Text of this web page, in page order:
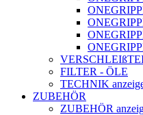
FILTER - ÖLE
TECHNIK
ZUBEHÖR
ZUBEHÖR